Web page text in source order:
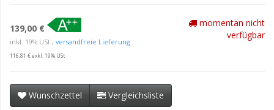
139,00 €
inkl. 19% USt., versandfreie Lieferung
116,81 € exkl. 19% USt
momentan nicht
verfügbar
Wunschzettel Vergleichsliste